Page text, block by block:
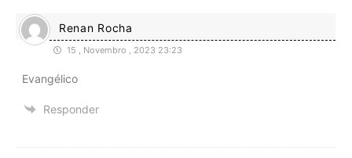
Renan Rocha
15 , Novembro , 2023 23:23
Evangélico
Responder